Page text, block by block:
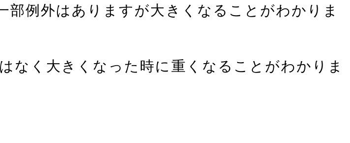
例外はありますが大きくなることがわかりま
なく大きくなった時に重くなることがわかりま